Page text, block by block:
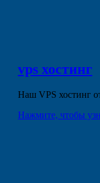
vps хостинг
Наш VPS хостинг
Нажмите, чтобы